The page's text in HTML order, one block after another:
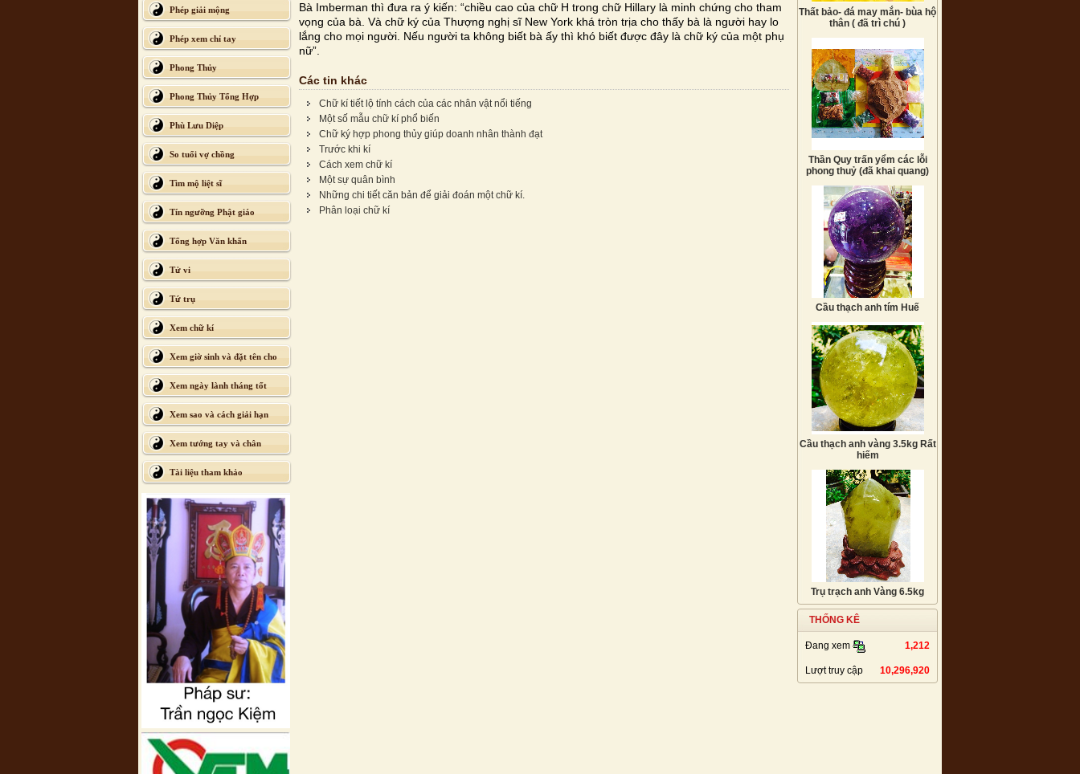
Phép giải mộng
Phép xem chỉ tay
Phong Thủy
Phong Thủy Tổng Hợp
Phù Lưu Diệp
So tuổi vợ chồng
Tìm mộ liệt sĩ
Tín ngưỡng Phật giáo
Tổng hợp Văn khấn
Tử vi
Tứ trụ
Xem chữ kí
Xem giờ sinh và đặt tên cho
con
Xem ngày lành tháng tốt
Xem sao và cách giải hạn
Xem tướng tay và chân
Tài liệu tham khảo
Bà Imberman thì đưa ra ý kiến: “chiều cao của chữ H trong chữ Hillary là minh chứng cho tham
vọng của bà. Và chữ ký của Thượng nghị sĩ New York khá tròn trịa cho thấy bà là người hay lo
lắng cho mọi người. Nếu người ta không biết bà ấy thì khó biết được đây là chữ ký của một phụ
nữ”.
Các tin khác
Chữ kí tiết lộ tính cách của các nhân vật nổi tiếng
Một số mẫu chữ kí phổ biến
Chữ ký hợp phong thủy giúp doanh nhân thành đạt
Trước khi kí
Cách xem chữ kí
Một sự quân bình
Những chi tiết căn bản để giải đoán một chữ kí.
Phân loại chữ kí
Thất bảo- đá may mắn- bùa hộ
thân ( đã trì chú )
Thần Quy trấn yểm các lỗi
phong thuỷ (đã khai quang)
Cầu thạch anh tím Huế
Cầu thạch anh vàng 3.5kg Rất
hiếm
Trụ trạch anh Vàng 6.5kg
THỐNG KÊ
1,212
Đang xem
10,296,920
Lượt truy cập